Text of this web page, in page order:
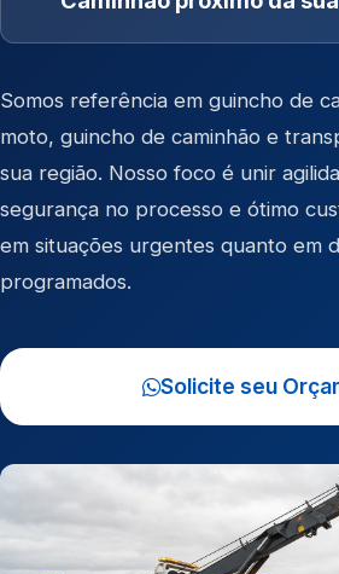
Somos referência em guincho de
moto, guincho de caminhão e
sua região. Nosso foco é unir
segurança no processo e ótimo
em situações urgentes quanto em
programados.
Solicite seu